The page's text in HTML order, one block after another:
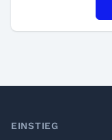
Footer
EINSTIEG